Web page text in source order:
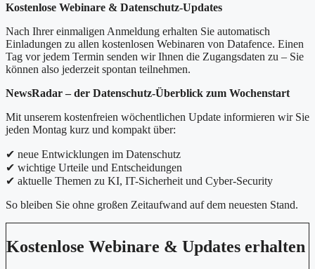
Kostenlose Webinare & Datenschutz-Updates
Nach Ihrer einmaligen Anmeldung erhalten Sie automatisch
Einladungen zu allen kostenlosen Webinaren von Datafence. Einen
Tag vor jedem Termin senden wir Ihnen die Zugangsdaten zu – Sie
können also jederzeit spontan teilnehmen.
NewsRadar – der Datenschutz-Überblick zum Wochenstart
Mit unserem kostenfreien wöchentlichen Update informieren wir Sie
jeden Montag kurz und kompakt über:
✔ neue Entwicklungen im Datenschutz
✔ wichtige Urteile und Entscheidungen
✔ aktuelle Themen zu KI, IT-Sicherheit und Cyber-Security
So bleiben Sie ohne großen Zeitaufwand auf dem neuesten Stand.
Kostenlose Webinare & Updates erhalten